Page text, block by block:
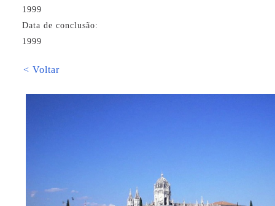
1999
Data de conclusão:
1999
< Voltar